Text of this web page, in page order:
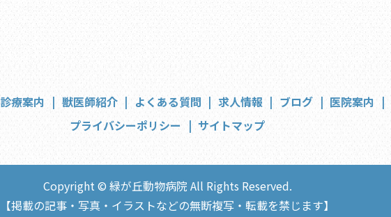
診療案内 獣医師紹介 よくある質問 求人情報 ブログ 医院案内
プライバシーポリシー
サイトマップ
Copyright © 緑が丘動物病院 All Rights Reserved.
【掲載の記事・写真・イラストなどの無断複写・転載を禁じます】